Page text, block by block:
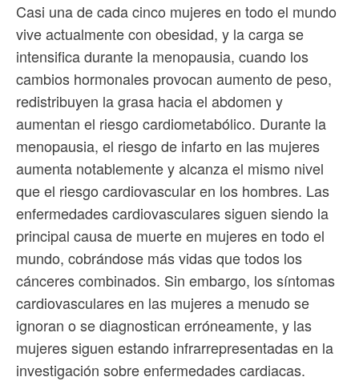
Casi una de cada cinco mujeres en todo el mundo
vive actualmente con obesidad, y la carga se
intensifica durante la menopausia, cuando los
cambios hormonales provocan aumento de peso,
redistribuyen la grasa hacia el abdomen y
aumentan el riesgo cardiometabólico. Durante la
menopausia, el riesgo de infarto en las mujeres
aumenta notablemente y alcanza el mismo nivel
que el riesgo cardiovascular en los hombres. Las
enfermedades cardiovasculares siguen siendo la
principal causa de muerte en mujeres en todo el
mundo, cobrándose más vidas que todos los
cánceres combinados. Sin embargo, los síntomas
cardiovasculares en las mujeres a menudo se
ignoran o se diagnostican erróneamente, y las
mujeres siguen estando infrarrepresentadas en la
investigación sobre enfermedades cardiacas.